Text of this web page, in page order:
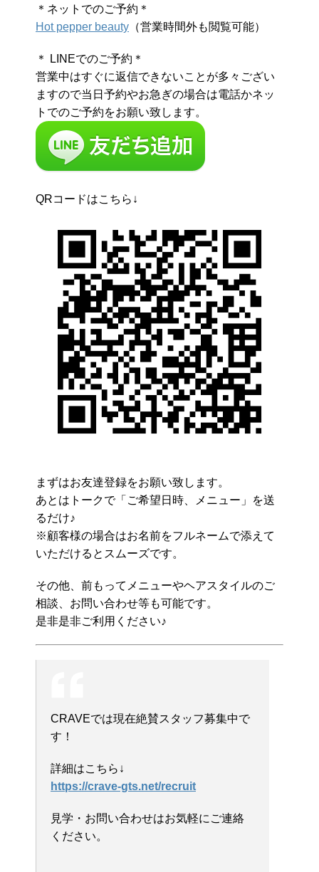
＊ネットでのご予約＊
Hot pepper beauty （営業時間外も閲覧可能）
＊ LINEでのご予約＊
営業中はすぐに返信できないことが多々ござい
ますので当日予約やお急ぎの場合は電話かネッ
トでのご予約をお願い致します。
QRコードはこちら↓
まずはお友達登録をお願い致します。
あとはトークで「ご希望日時、メニュー」を送
るだけ♪
※顧客様の場合はお名前をフルネームで添えて
いただけるとスムーズです。
その他、前もってメニューやヘアスタイルのご
相談、お問い合わせ等も可能です。
是非是非ご利用ください♪
CRAVEでは現在絶賛スタッフ募集中で
す！
詳細はこちら↓
https://crave-gts.net/recruit
見学・お問い合わせはお気軽にご連絡
ください。